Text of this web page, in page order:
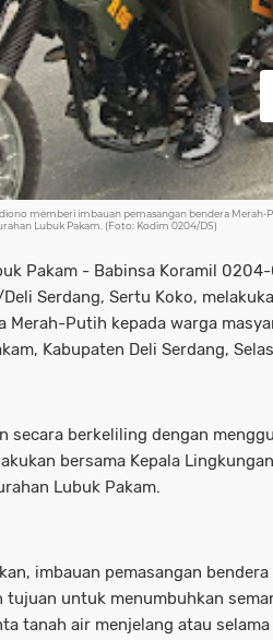
memberi imbauan pemasangan bendera Merah-
Lubuk Pakam. (Foto: Kodim 0204/DS)
Pakam - Babinsa Koramil
Serdang, Sertu Koko,
Merah-Putih kepada warga
Kabupaten Deli Serdang,
secara berkeliling dengan
bersama Kepala
Lubuk Pakam.
imbauan pemasangan
tujuan untuk menumbuhkan
tanah air menjelang atau